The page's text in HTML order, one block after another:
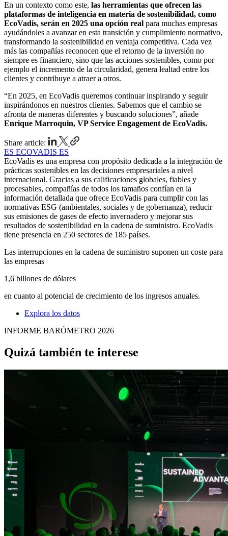
En un contexto como este, las herramientas que ofrecen las
plataformas de inteligencia en materia de sostenibilidad, como
EcoVadis, serán en 2025 una opción real para muchas empresas
ayudándoles a avanzar en esta transición y cumplimiento normativo,
transformando la sostenibilidad en ventaja competitiva. Cada vez
más las compañías reconocen que el retorno de la inversión no
siempre es financiero, sino que las acciones sostenibles, como por
ejemplo el incremento de la circularidad, genera lealtad entre los
clientes y contribuye a atraer a otros.
“En 2025, en EcoVadis queremos continuar inspirando y seguir
inspirándonos en nuestros clientes. Sabemos que el cambio se
afronta de maneras diferentes y buscando soluciones”, añade
Enrique Marroquin, VP Service Engagement de EcoVadis.
Share article:
ES ECOVADIS ES
EcoVadis es una empresa con propósito dedicada a la integración de
prácticas sostenibles en las decisiones empresariales a nivel
internacional. Gracias a sus calificaciones globales, fiables y
procesables, compañías de todos los tamaños confían en la
información detallada que ofrece EcoVadis para cumplir con las
normativas ESG (ambientales, sociales y de gobernanza), reducir
sus emisiones de gases de efecto invernadero y mejorar sus
resultados de sostenibilidad en la cadena de suministro. EcoVadis
tiene presencia en 250 sectores de 185 países.
Las interrupciones en la cadena de suministro suponen un coste para
las empresas
1,6 billones de dólares
en cuanto al potencial de crecimiento de los ingresos anuales.
Explora los datos
INFORME BARÓMETRO 2026
Quizá también te interese